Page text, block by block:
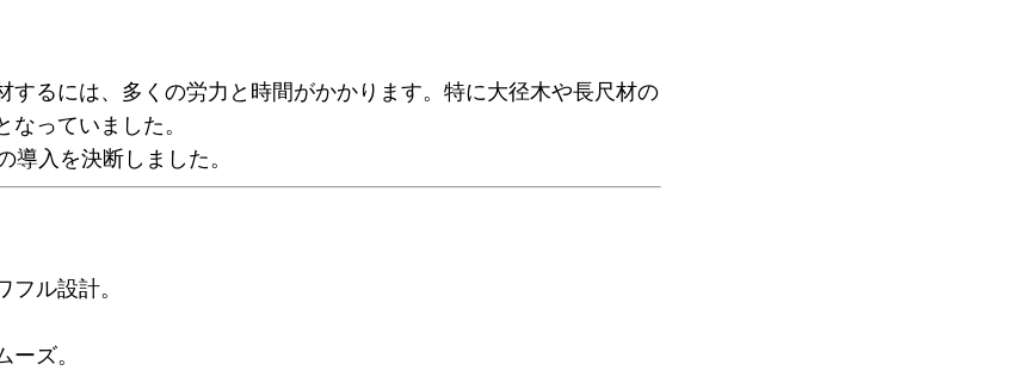
るには、多くの労力と時間がかかります。特に大径木や長尺材の
っていました。
導入を決断しました。
ル設計。
ズ。